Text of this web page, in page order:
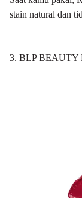
stain natural dan
3. BLP BEAUTY